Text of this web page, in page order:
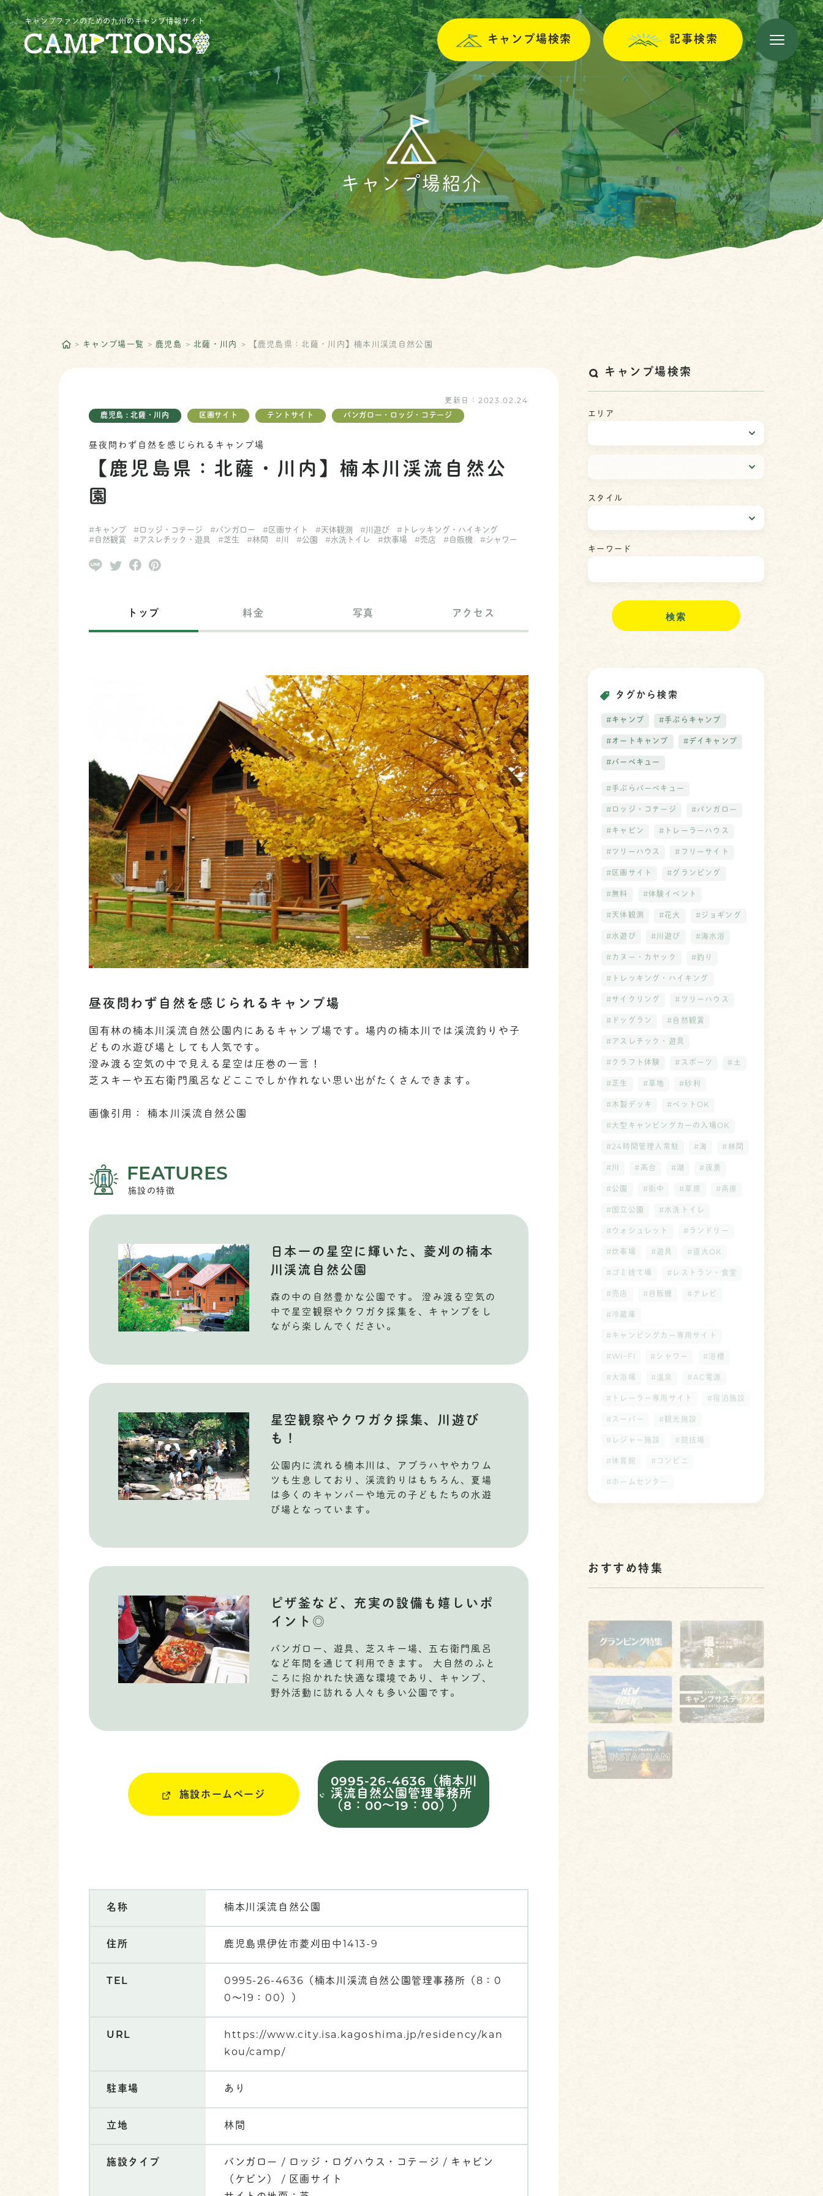
キャンプファンのための九州のキャンプ情報サイト
キャンプ場検索 記事検索
キャンプ場紹介
キャンプ場一覧 鹿児島 北薩・川内 【鹿児島県：北薩・川内】楠本川渓流自然公園
更新日： 2023.02.24
鹿児島 : 北薩・川内
区画サイト テントサイト バンガロー・ロッジ・コテージ
昼夜問わず自然を感じられるキャンプ場
【鹿児島県：北薩・川内】楠本川渓流自然公
園
#キャンプ #ロッジ・コテージ #バンガロー #区画サイト #天体観測 #川遊び
#トレッキング・ハイキング
#自然観賞
#アスレチック・遊具 #芝生 #林間 #川 #公園 #水洗トイレ #炊事場 #売店 #自販機 #シャワー
トップ 料金 写真 アクセス
昼夜問わず自然を感じられるキャンプ場
国有林の楠本川渓流自然公園内にあるキャンプ場です。場内の楠本川では渓流釣りや子
どもの水遊び場としても人気です。
澄み渡る空気の中で見える星空は圧巻の一言！
芝スキーや五右衛門風呂などここでしか作れない思い出がたくさんできます。
画像引用： 楠本川渓流自然公園
FEATURES
施設の特徴
日本一の星空に輝いた、菱刈の楠本
川渓流自然公園
森の中の自然豊かな公園です。 澄み渡る空気の
中で星空観察やクワガタ採集を、キャンプをし
ながら楽しんでください。
星空観察やクワガタ採集、川遊び
も！
公園内に流れる楠本川は、アブラハヤやカワム
ツも生息しており、渓流釣りはもちろん、夏場
は多くのキャンパーや地元の子どもたちの水遊
び場となっています。
ピザ釜など、充実の設備も嬉しいポ
イント◎
バンガロー、遊具、芝スキー場、五右衛門風呂
など年間を通じて利用できます。 大自然のふと
ころに抱かれた快適な環境であり、キャンプ、
野外活動に訪れる人々も多い公園です。
施設ホームページ
0995-26-4636（楠本川
渓流自然公園管理事務所
（8：00～19：00））
名称 楠本川渓流自然公園
住所 鹿児島県伊佐市菱刈田中1413-9
TEL
0995-26-4636（楠本川渓流自然公園管理事務所（8：0
0～19：00））
URL
https://www.city.isa.kagoshima.jp/residency/kan
kou/camp/
駐車場 あり
立地 林間
施設タイプ
バンガロー / ロッジ・ログハウス・コテージ / キャビン
（ケビン） / 区画サイト
キャンプ場検索
エリア
スタイル
キーワード
検
タグから検索
#キャンプ #手ぶらキャンプ
#オートキャンプ #デイキャンプ
#バーベキュー
#手ぶらバーベキュー
#ロッジ・コテージ #バンガロー
#キャビン #トレーラーハウス
#ツリーハウス #フリーサイト
#区画サイト #グランピング
#無料 #体験イベント
#天体観測 #花火 #ジョギング
#水遊び #川遊び #海水浴
#カヌー・カヤック #釣り
#トレッキング・ハイキング
#サイクリング #ツリーハウス
#ドッグラン #自然観賞
#アスレチック・遊具
#クラフト体験 #スポーツ #土
#芝生 #草地 #砂利
#木製デッキ #ペットOK
#大型キャンピングカーの入場OK
#24時間管理人常駐 #海 #林間
#川 #高台 #湖 #夜景
#公園 #街中 #草原 #高原
#国立公園 #水洗トイレ
#ウォシュレット #ランドリー
#炊事場 #遊具 #直火OK
#ゴミ捨て場 #レストラン・食堂
#売店 #自販機 #テレビ
#冷蔵庫
#キャンピングカー専用サイト
#WiｰFi #シャワー #浴槽
#大浴場 #温泉 #AC電源
#トレーラー専用サイト #宿泊施設
#スーパー #観光施設
#レジャー施設 #競技場
#体育館 #コンビニ
#ホームセンター
おすすめ特集